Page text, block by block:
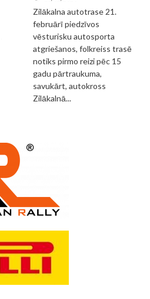
Zilākalna autotrase 21.
februārī piedzīvos
vēsturisku autosporta
atgriešanos, folkreiss trasē
notiks pirmo reizi pēc 15
gadu pārtraukuma,
savukārt, autokross
Zilākalnā...